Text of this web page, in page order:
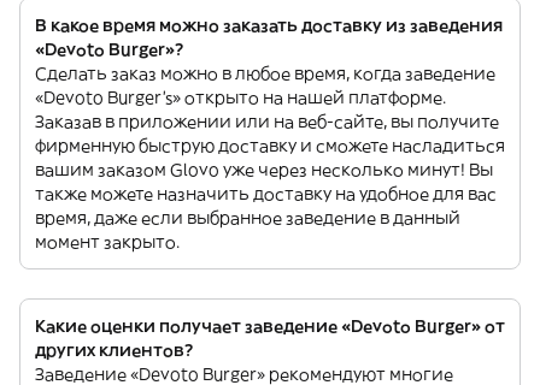
В какое время можно заказать доставку из заведения
«Devoto Burger»?
Сделать заказ можно в любое время, когда заведение
«Devoto Burger’s» открыто на нашей платформе.
Заказав в приложении или на веб-сайте, вы получите
фирменную быструю доставку и сможете насладиться
вашим заказом Glovo уже через несколько минут! Вы
также можете назначить доставку на удобное для вас
время, даже если выбранное заведение в данный
момент закрыто.
Какие оценки получает заведение «Devoto Burger» от
других клиентов?
Заведение «Devoto Burger» рекомендуют многие